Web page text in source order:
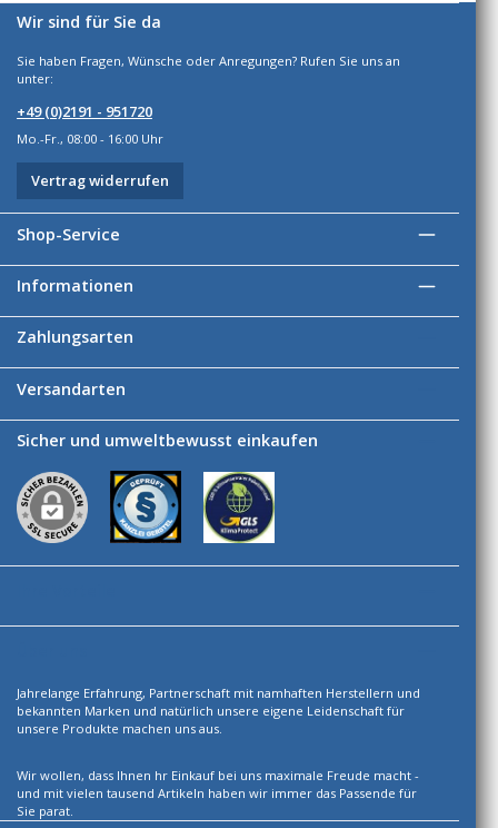
Wir sind für Sie da
Sie haben Fragen, Wünsche oder Anregungen? Rufen Sie uns an
unter:
+49 (0)2191 - 951720
Mo.-Fr., 08:00 - 16:00 Uhr
Vertrag widerrufen
Shop-Service
Informationen
Zahlungsarten
Versandarten
Sicher und umweltbewusst einkaufen
Jahrelange Erfahrung, Partnerschaft mit namhaften Herstellern und
bekannten Marken und natürlich unsere eigene Leidenschaft für
unsere Produkte machen uns aus.
Wir wollen, dass Ihnen hr Einkauf bei uns maximale Freude macht -
und mit vielen tausend Artikeln haben wir immer das Passende für
Sie parat.